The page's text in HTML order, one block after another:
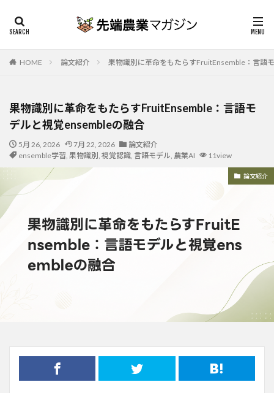
HOME 論文紹介 果物識別に革命をもたらすFruitEnsemble：言語
果物識別に革命をもたらすFruitEnsemble：言語モ
デルと視覚ensembleの融合
5月 26, 2026 7月 22, 2026
論文紹介
ensemble学習, 果物識別 , 視覚認識, 言語モデル, 農業AI 11view
論文紹介